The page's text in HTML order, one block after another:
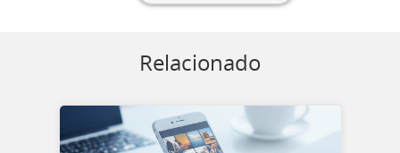
Relacionado